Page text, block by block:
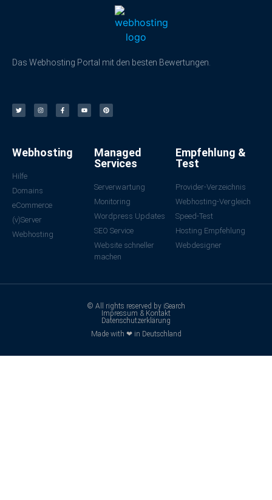
Das Webhosting Portal mit den besten Bewertungen.
Webhosting
Hilfe
Domains
eCommerce
(v)Server
Webhosting
Managed
Services
Serverwartung
Monitoring
Wordpress Updates
SEO Service
Website schneller
machen
Empfehlung &
Test
Provider-Verzeichnis
Webhosting-Vergleich
Speed-Test
Hosting Empfehlung
Webdesigner
© All rights reserved by iSearch
Impressum & Kontakt
Datenschutzerklärung
Made with ❤ in Deutschland